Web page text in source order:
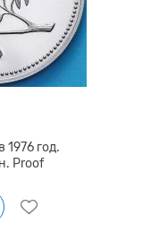
1976 год.
Proof